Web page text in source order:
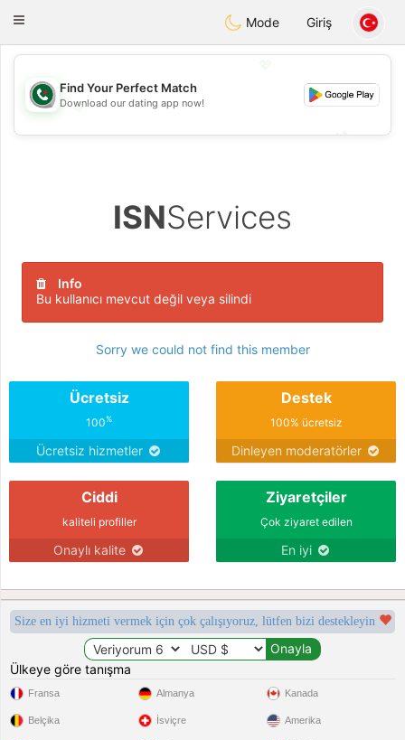
Weshrak
Toggle
Mode Giriş
💖
💕
Find Your Perfect Match
Download our dating app now!
ISNServices
Info
Bu kullanıcı mevcut değil veya silindi
Sorry we could not find this member
Ücretsiz
100%
Ücretsiz hizmetler
Destek
100% ücretsiz
Dinleyen moderatörler
Ciddi
kaliteli profiller
Onaylı kalite
Ziyaretçiler
Çok ziyaret edilen
En iyi
Size en iyi hizmeti vermek için çok çalışıyoruz, lütfen bizi destekleyin
Ülkeye göre tanışma
Fransa
Belçika
Almanya
İsviçre
Kanada
Amerika